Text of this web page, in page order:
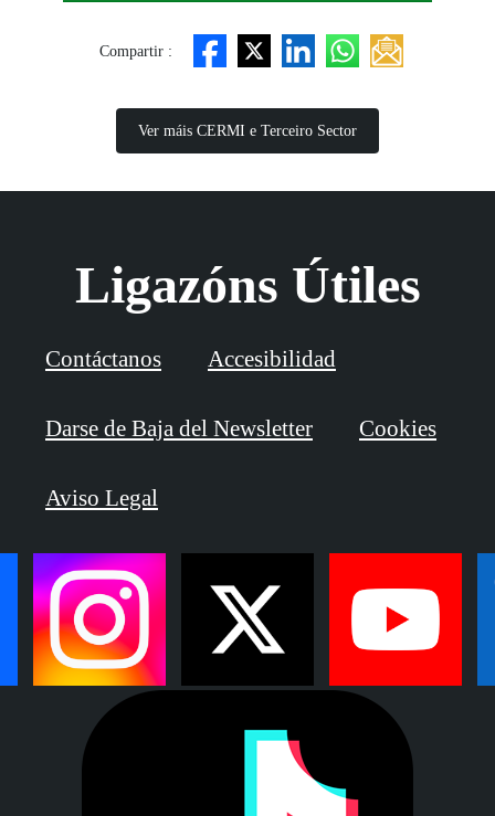
Compartir :
Ver máis CERMI e Terceiro Sector
Ligazóns Útiles
Contáctanos Accesibilidad
Darse de Baja del Newsletter Cookies
Aviso Legal